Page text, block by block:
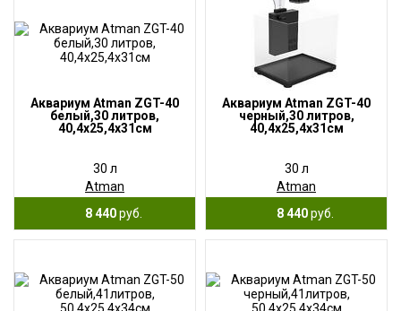
Аквариум Atman ZGT-40
белый,30 литров,
40,4х25,4х31см
30 л
Atman
8 440руб.
Аквариум Atman ZGT-40
черный,30 литров,
40,4х25,4х31см
30 л
Atman
8 440руб.